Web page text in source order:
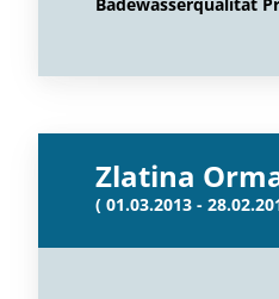
Zlatina
( 01.03.2013 -